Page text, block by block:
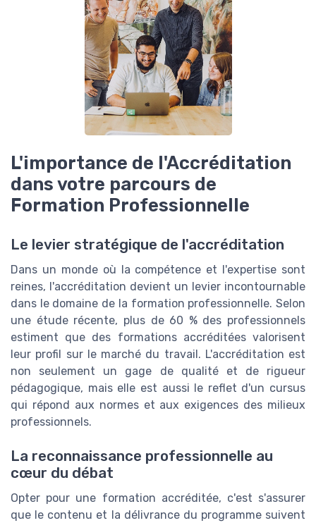
L'importance de l'Accréditation
dans votre parcours de
Formation Professionnelle
Le levier stratégique de l'accréditation
Dans un monde où la compétence et l'expertise sont
reines, l'accréditation devient un levier incontournable
dans le domaine de la formation professionnelle. Selon
une étude récente, plus de 60 % des professionnels
estiment que des formations accréditées valorisent
leur profil sur le marché du travail. L'accréditation est
non seulement un gage de qualité et de rigueur
pédagogique, mais elle est aussi le reflet d'un cursus
qui répond aux normes et aux exigences des milieux
professionnels.
La reconnaissance professionnelle au
cœur du débat
Opter pour une formation accréditée, c'est s'assurer
que le contenu et la délivrance du programme suivent